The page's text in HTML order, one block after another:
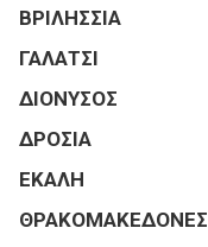
ΒΡΙΛΗΣΣΙΑ
ΓΑΛΑΤΣΙ
ΔΙΟΝΥΣΟΣ
ΔΡΟΣΙΑ
ΕΚΑΛΗ
ΘΡΑΚΟΜΑΚΕΔΟΝΕΣ